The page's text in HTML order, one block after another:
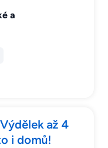
a
až 4
i domů!